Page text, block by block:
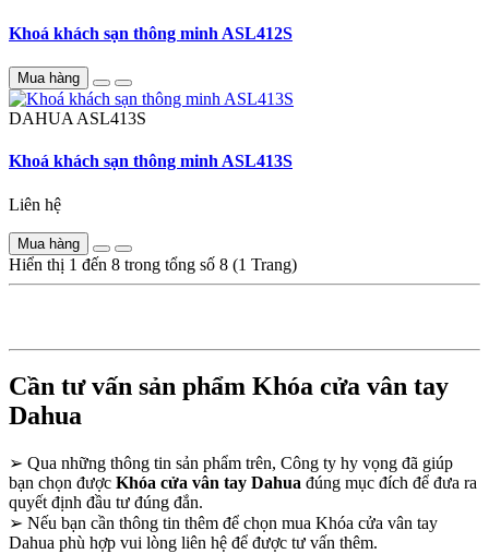
Khoá khách sạn thông minh ASL412S
Mua hàng
DAHUA ASL413S
Khoá khách sạn thông minh ASL413S
Liên hệ
Mua hàng
Hiển thị 1 đến 8 trong tổng số 8 (1 Trang)
Cần tư vấn sản phẩm Khóa cửa vân tay
Dahua
➢ Qua những thông tin sản phẩm trên, Công ty hy vọng đã giúp
bạn chọn được Khóa cửa vân tay Dahua đúng mục đích để đưa ra
quyết định đầu tư đúng đắn.
➢ Nếu bạn cần thông tin thêm để chọn mua Khóa cửa vân tay
Dahua phù hợp vui lòng liên hệ để được tư vấn thêm.